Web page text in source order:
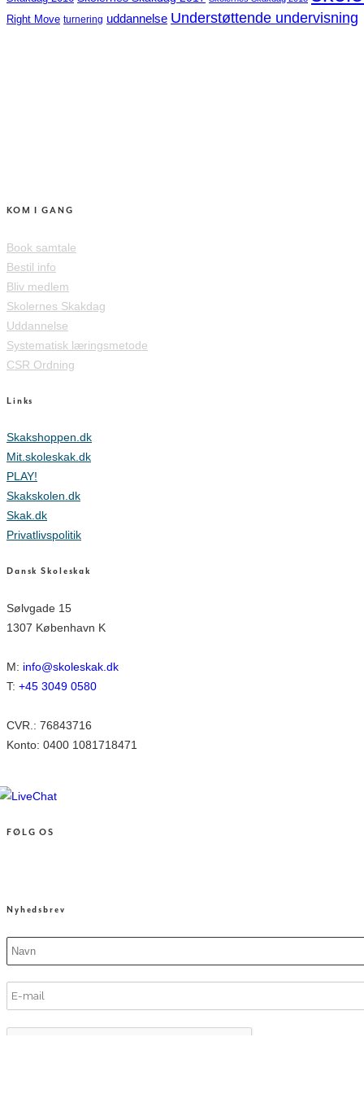
Right Move turnering uddannelse Understøttende undervisning
KOM I GANG
Book samtale
Bestil info
Bliv medlem
Skolernes Skakdag
Uddannelse
Systematisk læringsmetode
CSR Ordning
Links
Skakshoppen.dk
Mit.skoleskak.dk
PLAY!
Skakskolen.dk
Skak.dk
Privatlivspolitik
Dansk Skoleskak
Sølvgade 15
1307 København K
M: info@skoleskak.dk
T: +45 3049 0580
CVR.: 76843716
Konto: 0400 1081718471
FØLG OS
Nyhedsbrev